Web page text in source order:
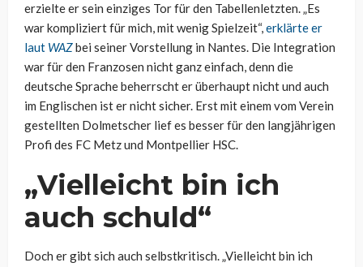
erzielte er sein einziges Tor für den Tabellenletzten. „Es
war kompliziert für mich, mit wenig Spielzeit“,erklärte er
laut WAZbei seiner Vorstellung in Nantes. Die Integration
war für den Franzosen nicht ganz einfach, denn die
deutsche Sprache beherrscht er überhaupt nicht und auch
im Englischen ist er nicht sicher. Erst mit einem vom Verein
gestellten Dolmetscher lief es besser für den langjährigen
Profi des FC Metz und Montpellier HSC.
„Vielleicht bin ich
auch schuld“
Doch er gibt sich auch selbstkritisch. „Vielleicht bin ich